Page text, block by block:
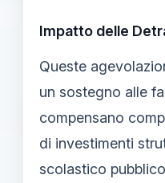
Impatto delle
Queste
un sostegno alle
compensano
di investimenti
scolastico